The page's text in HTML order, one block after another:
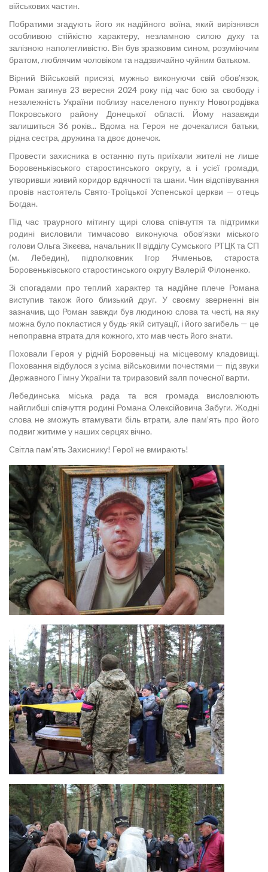
військових частин.
Побратими згадують його як надійного воїна, який вирізнявся
особливою стійкістю характеру, незламною силою духу та
залізною наполегливістю. Він був зразковим сином, розуміючим
братом, люблячим чоловіком та надзвичайно чуйним батьком.
Вірний Військовій присязі, мужньо виконуючи свій обов’язок,
Роман загинув 23 вересня 2024 року під час бою за свободу і
незалежність України поблизу населеного пункту Новогродівка
Покровського району Донецької області. Йому назавжди
залишиться 36 років... Вдома на Героя не дочекалися батьки,
рідна сестра, дружина та двоє донечок.
Провести захисника в останню путь приїхали жителі не лише
Боровеньківського старостинського округу, а і усієї громади,
утворивши живий коридор вдячності та шани. Чин відспівування
провів настоятель Свято-Троїцької Успенської церкви — отець
Богдан.
Під час траурного мітингу щирі слова співчуття та підтримки
родині висловили тимчасово виконуюча обов’язки міського
голови Ольга Зікєєва, начальник ІІ відділу Сумського РТЦК та СП
(м. Лебедин), підполковник Ігор Ячменьов, староста
Боровеньківського старостинського округу Валерій Філоненко.
Зі спогадами про теплий характер та надійне плече Романа
виступив також його близький друг. У своєму зверненні він
зазначив, що Роман завжди був людиною слова та честі, на яку
можна було покластися у будь-якій ситуації, і його загибель — це
непоправна втрата для кожного, хто мав честь його знати.
Поховали Героя у рідній Боровеньці на місцевому кладовищі.
Поховання відбулося з усіма військовими почестями — під звуки
Державного Гімну України та триразовий залп почесної варти.
Лебединська міська рада та вся громада висловлюють
найглибші співчуття родині Романа Олексійовича Забуги. Жодні
слова не зможуть втамувати біль втрати, але пам’ять про його
подвиг житиме у наших серцях вічно.
Світла пам’ять Захиснику! Герої не вмирають!